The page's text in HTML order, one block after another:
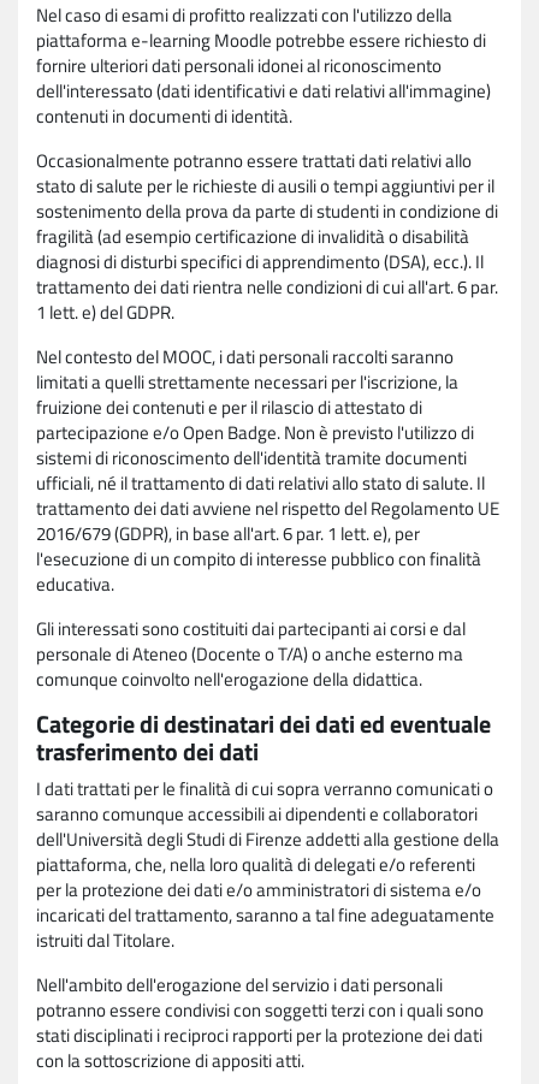
Nel caso di esami di profitto realizzati con l'utilizzo della
piattaforma e-learning Moodle potrebbe essere richiesto di
fornire ulteriori dati personali idonei al riconoscimento
dell'interessato (dati identificativi e dati relativi all'immagine)
contenuti in documenti di identità.
Occasionalmente potranno essere trattati dati relativi allo
stato di salute per le richieste di ausili o tempi aggiuntivi per il
sostenimento della prova da parte di studenti in condizione di
fragilità (ad esempio certificazione di invalidità o disabilità
diagnosi di disturbi specifici di apprendimento (DSA), ecc.). Il
trattamento dei dati rientra nelle condizioni di cui all'art. 6 par.
1 lett. e) del GDPR.
Nel contesto del MOOC, i dati personali raccolti saranno
limitati a quelli strettamente necessari per l'iscrizione, la
fruizione dei contenuti e per il rilascio di attestato di
partecipazione e/o Open Badge. Non è previsto l'utilizzo di
sistemi di riconoscimento dell'identità tramite documenti
ufficiali, né il trattamento di dati relativi allo stato di salute. Il
trattamento dei dati avviene nel rispetto del Regolamento UE
2016/679 (GDPR), in base all'art. 6 par. 1 lett. e), per
l'esecuzione di un compito di interesse pubblico con finalità
educativa.
Gli interessati sono costituiti dai partecipanti ai corsi e dal
personale di Ateneo (Docente o T/A) o anche esterno ma
comunque coinvolto nell'erogazione della didattica.
Categorie di destinatari dei dati ed eventuale
trasferimento dei dati
I dati trattati per le finalità di cui sopra verranno comunicati o
saranno comunque accessibili ai dipendenti e collaboratori
dell'Università degli Studi di Firenze addetti alla gestione della
piattaforma, che, nella loro qualità di delegati e/o referenti
per la protezione dei dati e/o amministratori di sistema e/o
incaricati del trattamento, saranno a tal fine adeguatamente
istruiti dal Titolare.
Nell'ambito dell'erogazione del servizio i dati personali
potranno essere condivisi con soggetti terzi con i quali sono
stati disciplinati i reciproci rapporti per la protezione dei dati
con la sottoscrizione di appositi atti.